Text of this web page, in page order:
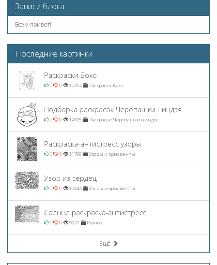
Записи блога
Всем привет!
Последние картинки
Раскраски Бохо
0 0 10214 Раскраски Бохо
Подборка раскрасок Черепашки ниндзя
2 0 14925 Раскраски Черепашки ниндзя
Раскраска-антистресс узоры
0 0 11799 Узоры и орнаменты
Узор из сердец
0 0 10844 Узоры и орнаменты
Солнце раскраска-антистресс
0 0 9927 Разное
Ещё